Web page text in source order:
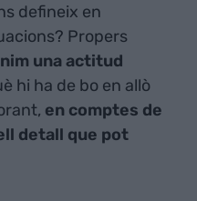
defineix en
Propers
una actitud
hi ha de bo en allò
en comptes de
detall que pot